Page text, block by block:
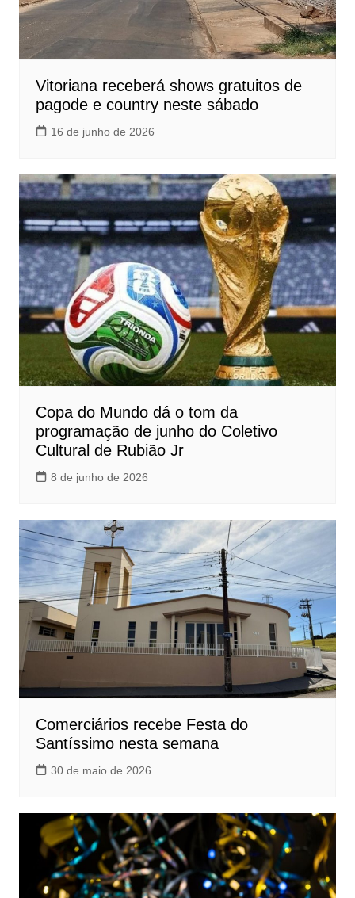
Vitoriana receberá shows gratuitos de
pagode e country neste sábado
16 de junho de 2026
Copa do Mundo dá o tom da
programação de junho do Coletivo
Cultural de Rubião Jr
8 de junho de 2026
Comerciários recebe Festa do
Santíssimo nesta semana
30 de maio de 2026